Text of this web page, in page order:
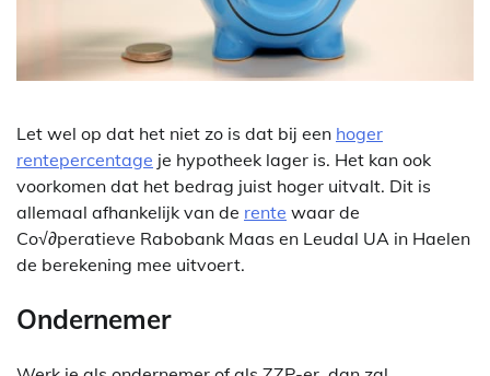
Let wel op dat het niet zo is dat bij een hoger
rentepercentage je hypotheek lager is. Het kan ook
voorkomen dat het bedrag juist hoger uitvalt. Dit is
allemaal afhankelijk van de rente waar de
Co√∂peratieve Rabobank Maas en Leudal UA in Haelen
de berekening mee uitvoert.
Ondernemer